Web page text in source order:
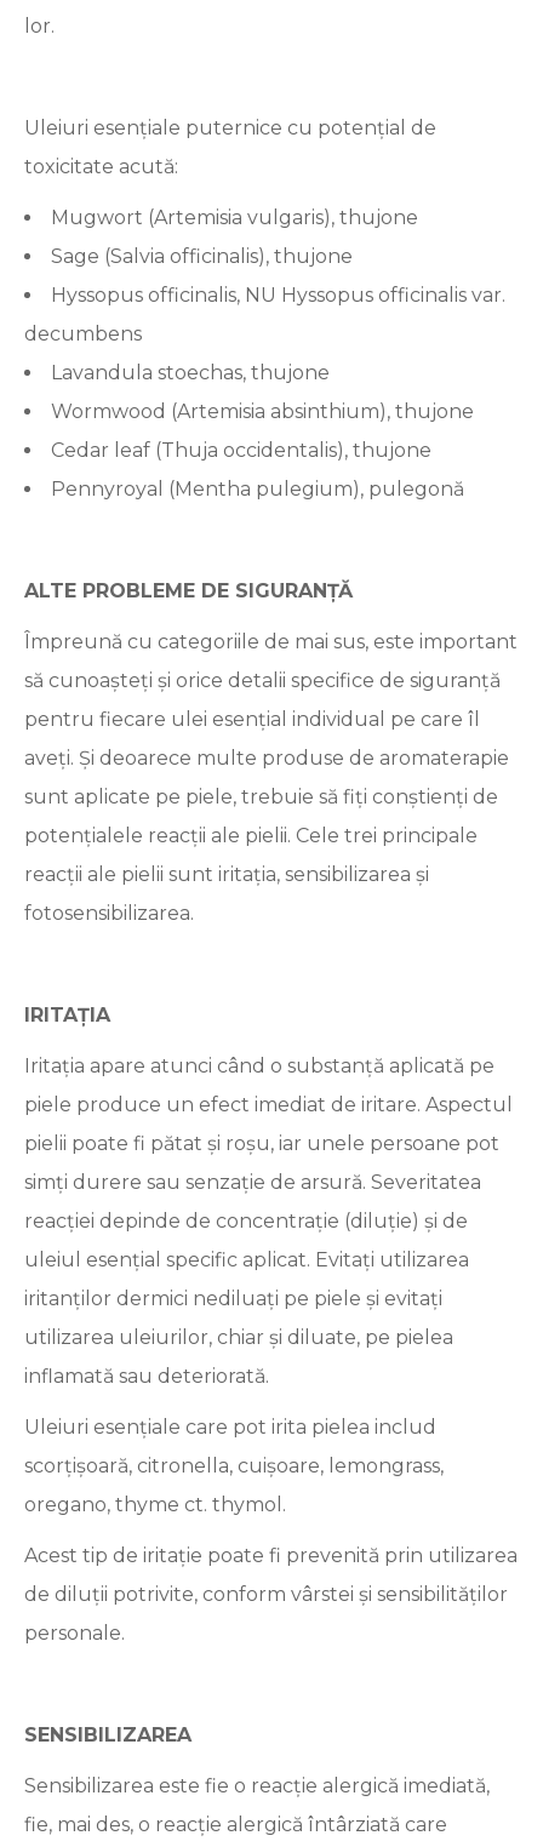
lor.
Uleiuri esențiale puternice cu potențial de
toxicitate acută:
Mugwort (Artemisia vulgaris), thujone
Sage (Salvia officinalis), thujone
Hyssopus officinalis, NU Hyssopus officinalis var.
decumbens
Lavandula stoechas, thujone
Wormwood (Artemisia absinthium), thujone
Cedar leaf (Thuja occidentalis), thujone
Pennyroyal (Mentha pulegium), pulegonă
ALTE PROBLEME DE SIGURANȚĂ
Împreună cu categoriile de mai sus, este important
să cunoașteți și orice detalii specifice de siguranță
pentru fiecare ulei esențial individual pe care îl
aveți. Și deoarece multe produse de aromaterapie
sunt aplicate pe piele, trebuie să fiți conștienți de
potențialele reacții ale pielii. Cele trei principale
reacții ale pielii sunt iritația, sensibilizarea și
fotosensibilizarea.
IRITAȚIA
Iritația apare atunci când o substanță aplicată pe
piele produce un efect imediat de iritare. Aspectul
pielii poate fi pătat și roșu, iar unele persoane pot
simți durere sau senzație de arsură. Severitatea
reacției depinde de concentrație (diluție) și de
uleiul esențial specific aplicat. Evitați utilizarea
iritanților dermici nediluați pe piele și evitați
utilizarea uleiurilor, chiar și diluate, pe pielea
inflamată sau deteriorată.
Uleiuri esențiale care pot irita pielea includ
scorțișoară, citronella, cuișoare, lemongrass,
oregano, thyme ct. thymol.
Acest tip de iritație poate fi prevenită prin utilizarea
de diluții potrivite, conform vârstei și sensibilităților
personale.
SENSIBILIZAREA
Sensibilizarea este fie o reacție alergică imediată,
fie, mai des, o reacție alergică întârziată care